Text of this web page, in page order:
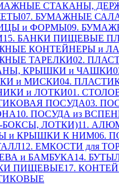
СТАКАНЫ,
07. БУМАЖНЫЕ
и ФОРМЫ09.
15. БАНКИ ПИЩЕВЫЕ
КОНТЕЙНЕРЫ и
ТАРЕЛКИ02.
КРЫШКИ и ЧАШКИ
и МИСКИ04.
и ЛОТКИ01.
ПОСУДА03.
10. ПОСУДА из
БОКСЫ, ЛОТКИ)11.
и КРЫШКИ К НИМ06.
12. ЕМКОСТИ для
и БАМБУКА14.
ПИЩЕВЫЕ17.